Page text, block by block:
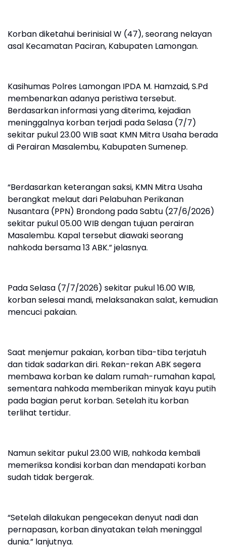
Korban diketahui berinisial W (47), seorang nelayan
asal Kecamatan Paciran, Kabupaten Lamongan.
Kasihumas Polres Lamongan IPDA M. Hamzaid, S.Pd
membenarkan adanya peristiwa tersebut.
Berdasarkan informasi yang diterima, kejadian
meninggalnya korban terjadi pada Selasa (7/7)
sekitar pukul 23.00 WIB saat KMN Mitra Usaha berada
di Perairan Masalembu, Kabupaten Sumenep.
“Berdasarkan keterangan saksi, KMN Mitra Usaha
berangkat melaut dari Pelabuhan Perikanan
Nusantara (PPN) Brondong pada Sabtu (27/6/2026)
sekitar pukul 05.00 WIB dengan tujuan perairan
Masalembu. Kapal tersebut diawaki seorang
nahkoda bersama 13 ABK.” jelasnya.
Pada Selasa (7/7/2026) sekitar pukul 16.00 WIB,
korban selesai mandi, melaksanakan salat, kemudian
mencuci pakaian.
Saat menjemur pakaian, korban tiba-tiba terjatuh
dan tidak sadarkan diri. Rekan-rekan ABK segera
membawa korban ke dalam rumah-rumahan kapal,
sementara nahkoda memberikan minyak kayu putih
pada bagian perut korban. Setelah itu korban
terlihat tertidur.
Namun sekitar pukul 23.00 WIB, nahkoda kembali
memeriksa kondisi korban dan mendapati korban
sudah tidak bergerak.
“Setelah dilakukan pengecekan denyut nadi dan
pernapasan, korban dinyatakan telah meninggal
dunia.” lanjutnya.